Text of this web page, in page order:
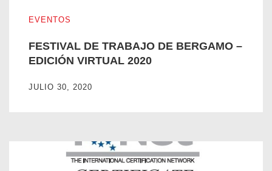
EVENTOS
FESTIVAL DE TRABAJO DE BERGAMO –
EDICIÓN VIRTUAL 2020
JULIO 30, 2020